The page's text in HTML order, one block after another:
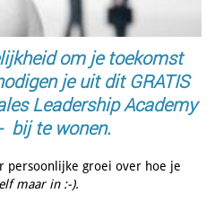
om je toekomst
je uit dit GRATIS
Leadership Academy
bij te wonen.
persoonlijke groei over hoe je
maar in :-).